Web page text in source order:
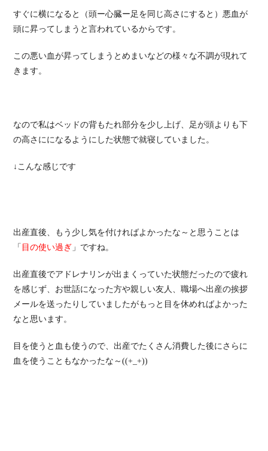
すぐに横になると（頭ー心臓ー足を同じ高さにすると）悪血が
頭に昇ってしまうと言われているからです。
この悪い血が昇ってしまうとめまいなどの様々な不調が現れて
きます。
なので私はベッドの背もたれ部分を少し上げ、足が頭よりも下
の高さにになるようにした状態で就寝していました。
↓こんな感じです
出産直後、もう少し気を付ければよかったな～と思うことは
「 目の使い過ぎ」ですね。
出産直後でアドレナリンが出まくっていた状態だったので疲れ
を感じず、お世話になった方や親しい友人、職場へ出産の挨拶
メールを送ったりしていましたがもっと目を休めればよかった
なと思います。
目を使うと血も使うので、出産でたくさん消費した後にさらに
血を使うこともなかったな～((+_+))